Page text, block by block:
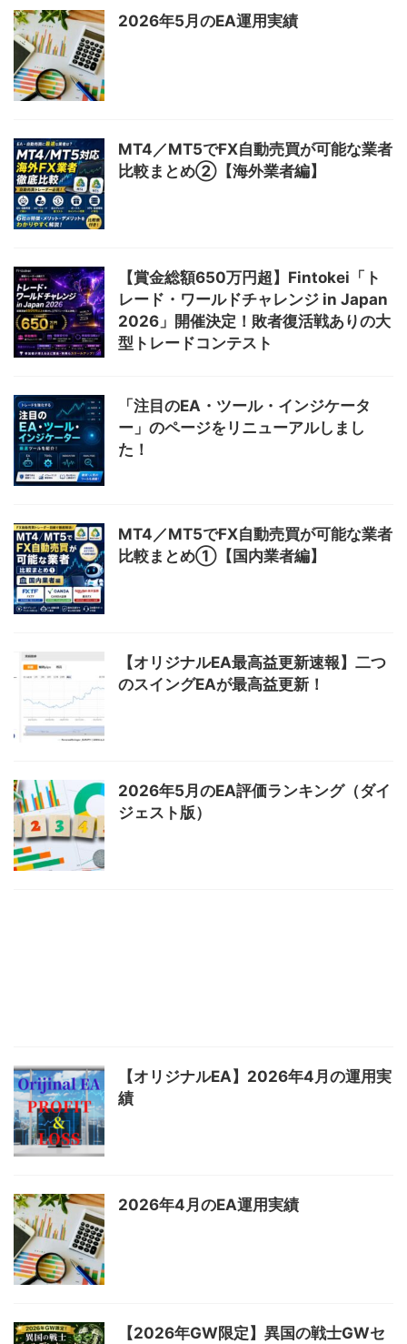
2026年5月のEA運用実績
MT4／MT5でFX自動売買が可能な業者
比較まとめ②【海外業者編】
【賞金総額650万円超】Fintokei「ト
レード・ワールドチャレンジ in Japan
2026」開催決定！敗者復活戦ありの大
型トレードコンテスト
「注目のEA・ツール・インジケータ
ー」のページをリニューアルしまし
た！
MT4／MT5でFX自動売買が可能な業者
比較まとめ①【国内業者編】
【オリジナルEA最高益更新速報】二つ
のスイングEAが最高益更新！
2026年5月のEA評価ランキング（ダイ
ジェスト版）
【オリジナルEA】2026年4月の運用実
績
2026年4月のEA運用実績
【2026年GW限定】異国の戦士GWセ